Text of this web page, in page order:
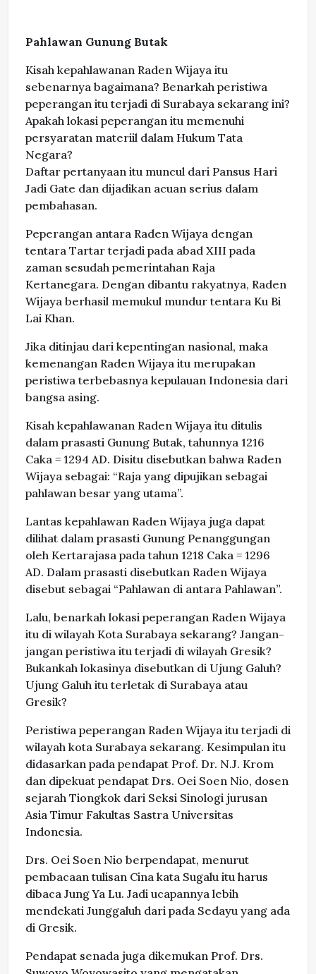
Pahlawan Gunung Butak
Kisah kepahlawanan Raden Wijaya itu
sebenarnya bagaimana? Benarkah peristiwa
peperangan itu terjadi di Surabaya sekarang ini?
Apakah lokasi peperangan itu memenuhi
persyaratan materiil dalam Hukum Tata
Negara?
Daftar pertanyaan itu muncul dari Pansus Hari
Jadi Gate dan dijadikan acuan serius dalam
pembahasan.
Peperangan antara Raden Wijaya dengan
tentara Tartar terjadi pada abad XIII pada
zaman sesudah pemerintahan Raja
Kertanegara. Dengan dibantu rakyatnya, Raden
Wijaya berhasil memukul mundur tentara Ku Bi
Lai Khan.
Jika ditinjau dari kepentingan nasional, maka
kemenangan Raden Wijaya itu merupakan
peristiwa terbebasnya kepulauan Indonesia dari
bangsa asing.
Kisah kepahlawanan Raden Wijaya itu ditulis
dalam prasasti Gunung Butak, tahunnya 1216
Caka = 1294 AD. Disitu disebutkan bahwa Raden
Wijaya sebagai: “Raja yang dipujikan sebagai
pahlawan besar yang utama”.
Lantas kepahlawan Raden Wijaya juga dapat
dilihat dalam prasasti Gunung Penanggungan
oleh Kertarajasa pada tahun 1218 Caka = 1296
AD. Dalam prasasti disebutkan Raden Wijaya
disebut sebagai “Pahlawan di antara Pahlawan”.
Lalu, benarkah lokasi peperangan Raden Wijaya
itu di wilayah Kota Surabaya sekarang? Jangan-
jangan peristiwa itu terjadi di wilayah Gresik?
Bukankah lokasinya disebutkan di Ujung Galuh?
Ujung Galuh itu terletak di Surabaya atau
Gresik?
Peristiwa peperangan Raden Wijaya itu terjadi di
wilayah kota Surabaya sekarang. Kesimpulan itu
didasarkan pada pendapat Prof. Dr. N.J. Krom
dan dipekuat pendapat Drs. Oei Soen Nio, dosen
sejarah Tiongkok dari Seksi Sinologi jurusan
Asia Timur Fakultas Sastra Universitas
Indonesia.
Drs. Oei Soen Nio berpendapat, menurut
pembacaan tulisan Cina kata Sugalu itu harus
dibaca Jung Ya Lu. Jadi ucapannya lebih
mendekati Junggaluh dari pada Sedayu yang ada
di Gresik.
Pendapat senada juga dikemukan Prof. Drs.